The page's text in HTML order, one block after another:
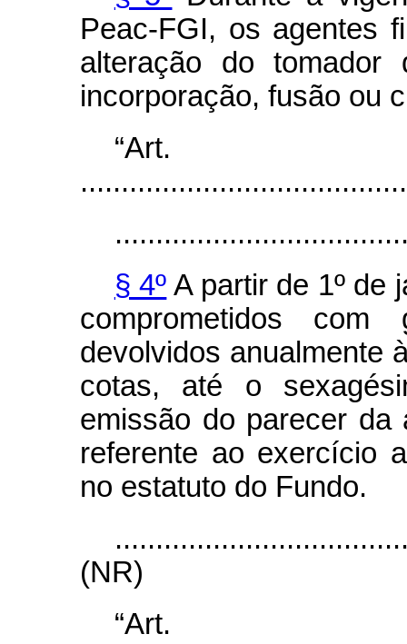
Peac-FGI, os agentes
alteração do
incorporação, fusão ou
§ 4º A partir de 1º de
comprometidos com
devolvidos anualmente
cotas, até o
emissão do parecer da
referente ao exercício
no estatuto do Fundo.
(NR)